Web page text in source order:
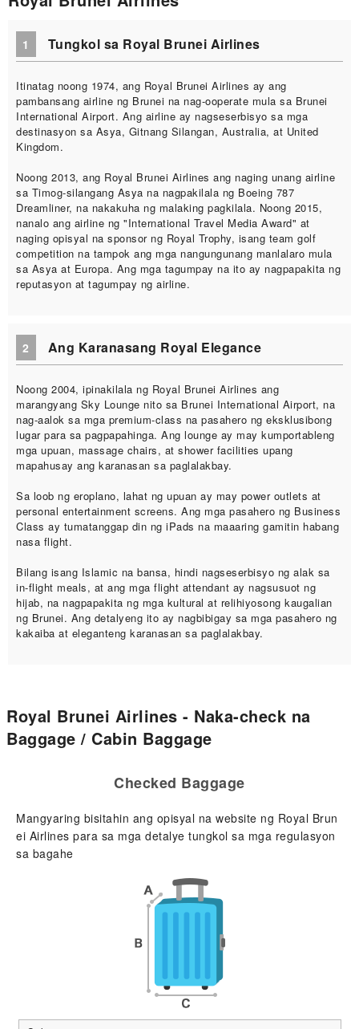
1 Tungkol sa Royal Brunei Airlines
Itinatag noong 1974, ang Royal Brunei Airlines ay ang
pambansang airline ng Brunei na nag-ooperate mula sa Brunei
International Airport. Ang airline ay nagseserbisyo sa mga
destinasyon sa Asya, Gitnang Silangan, Australia, at United
Kingdom.
Noong 2013, ang Royal Brunei Airlines ang naging unang airline
sa Timog-silangang Asya na nagpakilala ng Boeing 787
Dreamliner, na nakakuha ng malaking pagkilala. Noong 2015,
nanalo ang airline ng "International Travel Media Award" at
naging opisyal na sponsor ng Royal Trophy, isang team golf
competition na tampok ang mga nangungunang manlalaro mula
sa Asya at Europa. Ang mga tagumpay na ito ay nagpapakita ng
reputasyon at tagumpay ng airline.
2 Ang Karanasang Royal Elegance
Noong 2004, ipinakilala ng Royal Brunei Airlines ang
marangyang Sky Lounge nito sa Brunei International Airport, na
nag-aalok sa mga premium-class na pasahero ng eksklusibong
lugar para sa pagpapahinga. Ang lounge ay may kumportableng
mga upuan, massage chairs, at shower facilities upang
mapahusay ang karanasan sa paglalakbay.
Sa loob ng eroplano, lahat ng upuan ay may power outlets at
personal entertainment screens. Ang mga pasahero ng Business
Class ay tumatanggap din ng iPads na maaaring gamitin habang
nasa flight.
Bilang isang Islamic na bansa, hindi nagseserbisyo ng alak sa
in-flight meals, at ang mga flight attendant ay nagsusuot ng
hijab, na nagpapakita ng mga kultural at relihiyosong kaugalian
ng Brunei. Ang detalyeng ito ay nagbibigay sa mga pasahero ng
kakaiba at eleganteng karanasan sa paglalakbay.
Royal Brunei Airlines - Naka-check na
Baggage / Cabin Baggage
Checked Baggage
Mangyaring bisitahin ang opisyal na website ng Royal Brun
ei Airlines para sa mga detalye tungkol sa mga regulasyon
sa bagahe